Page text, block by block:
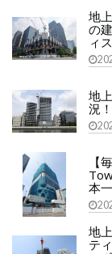
地
の
ィ
地
況
【
本
地
テ